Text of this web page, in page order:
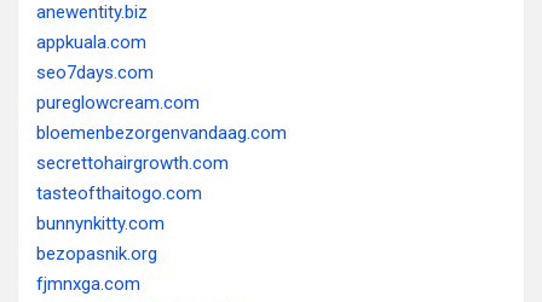
anewentity.biz
appkuala.com
seo7days.com
pureglowcream.com
bloemenbezorgenvandaag.com
secrettohairgrowth.com
tasteofthaitogo.com
bunnynkitty.com
bezopasnik.org
fjmnxga.com